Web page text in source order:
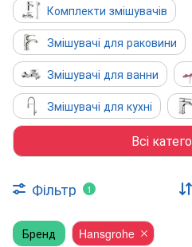
Комплекти змішувачів
Змішувачі для раковини
Змішувачі для ванни
Змішувачі для кухні
Аксесуари для змішувачів
Фонтанчики питні
Всі
Фільтр 1
Бренд Hansgrohe